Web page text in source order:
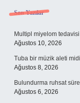
Sidebar
Son Yazılar
Multipl miyelom
Ağustos 10, 2026
Tuba bir müzik aleti
Ağustos 8, 2026
Bulundurma ruhsat
Ağustos 6, 2026